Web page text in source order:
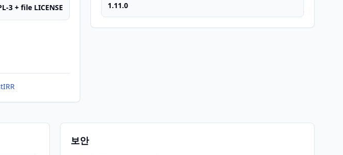
3 + file LICENSE 1.11.0
보안